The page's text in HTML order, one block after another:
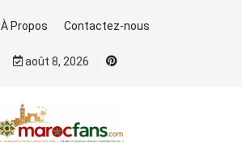
À Propos Contactez-nous
août 8, 2026